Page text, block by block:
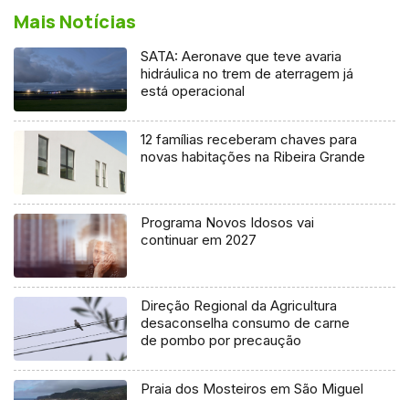
Mais Notícias
SATA: Aeronave que teve avaria
hidráulica no trem de aterragem já
está operacional
12 famílias receberam chaves para
novas habitações na Ribeira Grande
Programa Novos Idosos vai
continuar em 2027
Direção Regional da Agricultura
desaconselha consumo de carne
de pombo por precaução
Praia dos Mosteiros em São Miguel